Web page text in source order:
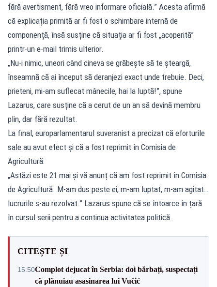
fără avertisment, fără vreo informare oficială.” Acesta afirmă
că explicația primită ar fi fost o schimbare internă de
componență, însă susține că situația ar fi fost „acoperită”
printr-un e-mail trimis ulterior.
„Nu-i nimic, uneori când cineva se grăbește să te șteargă,
înseamnă că ai început să deranjezi exact unde trebuie. Deci,
prieteni, mi-am suflecat mânecile, hai la luptă!”, spune
Lazarus, care susține că a cerut de un an să devină membru
plin, dar fără rezultat.
La final, europarlamentarul suveranist a precizat că eforturile
sale au avut efect și că a fost reprimit în Comisia de
Agricultură:
„Astăzi este 21 mai și vă anunț că am fost reprimit în Comisia
de Agricultură. M-am dus peste ei, m-am luptat, m-am agitat…
lucrurile s-au rezolvat.” Lazarus spune că se întoarce în țară
în cursul serii pentru a continua activitatea politică.
CITEȘTE ȘI
15:50Complot dejucat în Serbia: doi bărbați, suspectați
că plănuiau asasinarea lui Vučić